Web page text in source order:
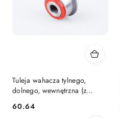
Tuleja wahacza tylnego,
dolnego, wewnętrzna (z
Cena:
60.64